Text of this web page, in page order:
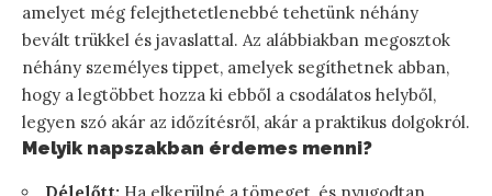
amelyet még felejthetetlenebbé tehetünk néhány
bevált trükkel és javaslattal. Az alábbiakban megosztok
néhány személyes tippet, amelyek segíthetnek abban,
hogy a legtöbbet hozza ki ebből a csodálatos helyből,
legyen szó akár az időzítésről, akár a praktikus dolgokról.
Melyik napszakban érdemes menni?